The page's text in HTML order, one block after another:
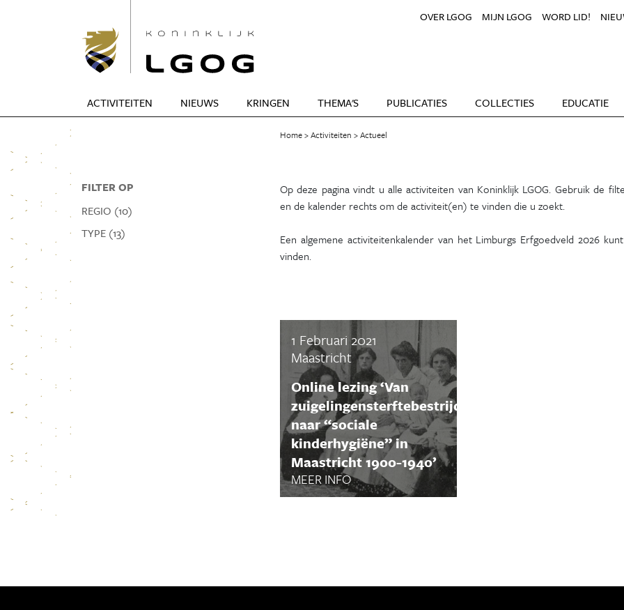
ACTIVITEITEN NIEUWS KRINGEN THEMA'S PUBLICATIES COLLECTIES EDUCATIE
OVER LGOG MIJN LGOG WORD LID!
FILTER OP
REGIO (10)
TYPE (13)
Home Activiteiten Actueel
Op deze pagina vindt u alle activiteiten van Koninklijk LGOG. Gebruik de
en de kalender rechts om de activiteit(en) te vinden die u zoekt.
Een algemene activiteitenkalender van het Limburgs Erfgoedveld 2026
vinden.
1 Februari 2021
Maastricht
Online lezing ‘Van
zuigelingensterftebestrijding
naar “sociale
kinderhygiëne” in
Maastricht 1900-1940’
MEER INFO